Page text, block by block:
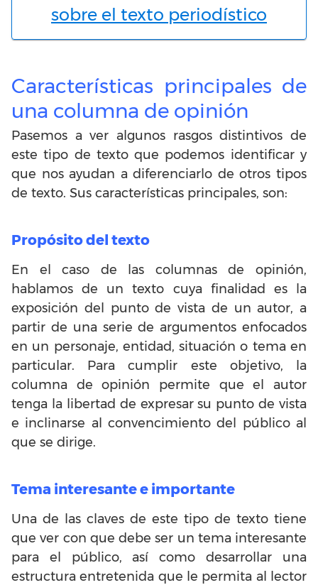
sobre el texto periodístico
Características principales de
una columna de opinión
Pasemos a ver algunos rasgos distintivos de
este tipo de texto que podemos identificar y
que nos ayudan a diferenciarlo de otros tipos
de texto. Sus características principales, son:
Propósito del texto
En el caso de las columnas de opinión,
hablamos de un texto cuya finalidad es la
exposición del punto de vista de un autor, a
partir de una serie de argumentos enfocados
en un personaje, entidad, situación o tema en
particular. Para cumplir este objetivo, la
columna de opinión permite que el autor
tenga la libertad de expresar su punto de vista
e inclinarse al convencimiento del público al
que se dirige.
Tema interesante e importante
Una de las claves de este tipo de texto tiene
que ver con que debe ser un tema interesante
para el público, así como desarrollar una
estructura entretenida que le permita al lector